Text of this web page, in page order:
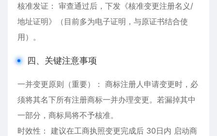
核准发证： 审查通过后，下发《核准变更注册名义/
地址证明》（目前多为电子证明，与原证书结合使
用）。
四、关键注意事项
一并变更原则（重要）： 商标注册人申请变更时，必
须将其名下所有注册商标一并办理变更。若漏掉其中
一部分，商标局将不予核准。
时效性： 建议在工商执照变更完成后 30日内 启动商